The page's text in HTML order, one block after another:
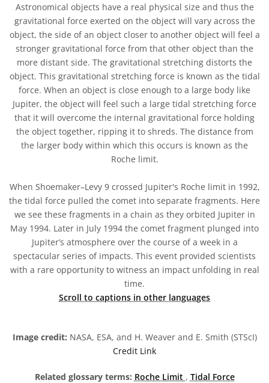
Astronomical objects have a real physical size and thus the
gravitational force exerted on the object will vary across the
object, the side of an object closer to another object will feel a
stronger gravitational force from that other object than the
more distant side. The gravitational stretching distorts the
object. This gravitational stretching force is known as the tidal
force. When an object is close enough to a large body like
Jupiter, the object will feel such a large tidal stretching force
that it will overcome the internal gravitational force holding
the object together, ripping it to shreds. The distance from
the larger body within which this occurs is known as the
Roche limit.
When Shoemaker–Levy 9 crossed Jupiter's Roche limit in 1992,
the tidal force pulled the comet into separate fragments. Here
we see these fragments in a chain as they orbited Jupiter in
May 1994. Later in July 1994 the comet fragment plunged into
Jupiter’s atmosphere over the course of a week in a
spectacular series of impacts. This event provided scientists
with a rare opportunity to witness an impact unfolding in real
time.
Scroll to captions in other languages
Image credit: NASA, ESA, and H. Weaver and E. Smith (STScI)
Credit Link
Related glossary terms: Roche Limit , Tidal Force